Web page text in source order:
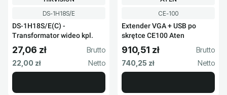
Kod produktu
DS-1H18S/E
DS-1H18S/E(C) -
Transformator wideo kpl.
Cena brutto
27,06 zł
Cena netto
22,00 zł
Kod produktu
CE-100
Extender VGA + USB po
skrętce CE100 Aten
Cena brutto
910,51 zł
Cena netto
740,25 zł